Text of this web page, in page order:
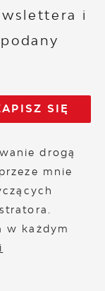
i
drogą
mnie
w każdym